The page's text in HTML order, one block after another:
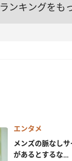
ランキングをも
エンタメ
メンズの脈なし
があるとするな...